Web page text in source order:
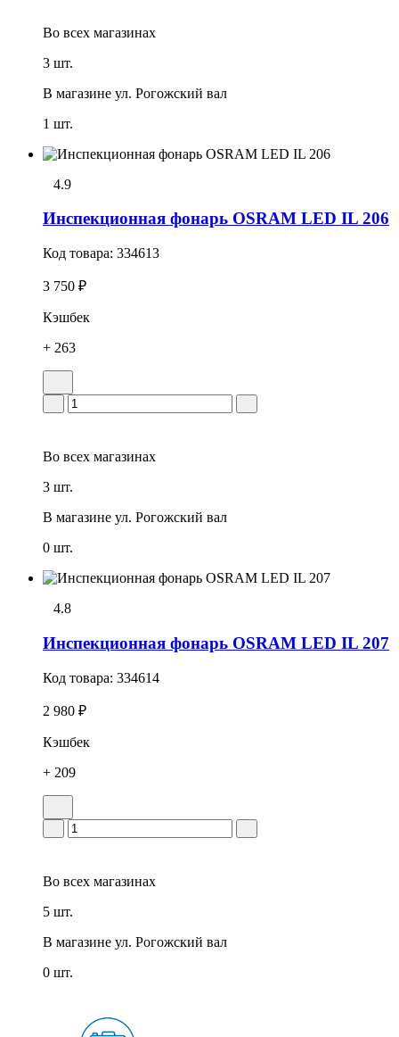
Во всех магазинах
3 шт.
В магазине ул. Рогожский вал
1 шт.
4.9
Инспекционная фонарь OSRAM LED IL 206
Код товара: 334613
3 750 ₽
Кэшбек
+ 263
Во всех магазинах
3 шт.
В магазине ул. Рогожский вал
0 шт.
4.8
Инспекционная фонарь OSRAM LED IL 207
Код товара: 334614
2 980 ₽
Кэшбек
+ 209
Во всех магазинах
5 шт.
В магазине ул. Рогожский вал
0 шт.